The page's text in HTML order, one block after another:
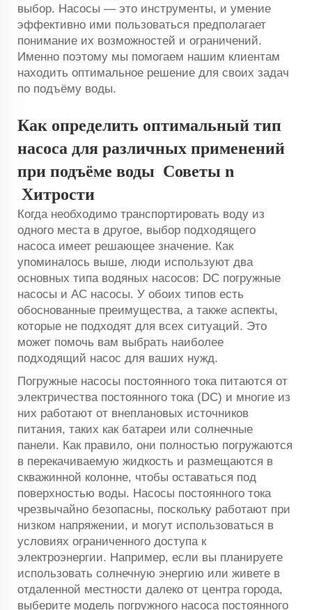
выбор. Насосы — это инструменты, и умение
эффективно ими пользоваться предполагает
понимание их возможностей и ограничений.
Именно поэтому мы помогаем нашим клиентам
находить оптимальное решение для своих задач
по подъёму воды.
Как определить оптимальный тип
насоса для различных применений
при подъёме воды Советы n
Хитрости
Когда необходимо транспортировать воду из
одного места в другое, выбор подходящего
насоса имеет решающее значение. Как
упоминалось выше, люди используют два
основных типа водяных насосов: DC погружные
насосы и AC насосы. У обоих типов есть
обоснованные преимущества, а также аспекты,
которые не подходят для всех ситуаций. Это
может помочь вам выбрать наиболее
подходящий насос для ваших нужд.
Погружные насосы постоянного тока питаются от
электричества постоянного тока (DC) и многие из
них работают от внеплановых источников
питания, таких как батареи или солнечные
панели. Как правило, они полностью погружаются
в перекачиваемую жидкость и размещаются в
скважинной колонне, чтобы оставаться под
поверхностью воды. Насосы постоянного тока
чрезвычайно безопасны, поскольку работают при
низком напряжении, и могут использоваться в
условиях ограниченного доступа к
электроэнергии. Например, если вы планируете
использовать солнечную энергию или живете в
отдаленной местности далеко от центра города,
выберите модель погружного насоса постоянного